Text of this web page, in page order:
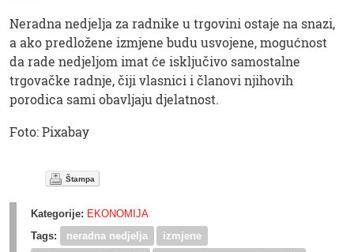
Neradna nedjelja za radnike u trgovini ostaje na snazi,
a ako predložene izmjene budu usvojene, mogućnost
da rade nedjeljom imat će isključivo samostalne
trgovačke radnje, čiji vlasnici i članovi njihovih
porodica sami obavljaju djelatnost.
Foto: Pixabay
Štampa
Kategorije: EKONOMIJA
Tags:
neradna nedjelja
izmjene